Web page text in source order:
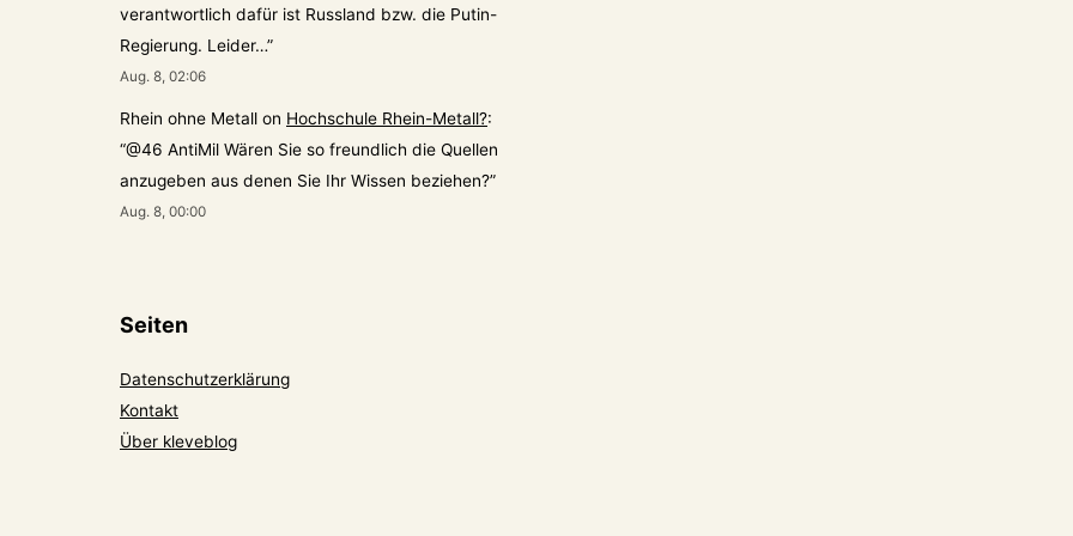
verantwortlich dafür ist Russland bzw. die Putin-
Regierung. Leider…”
Aug. 8, 02:06
Rhein ohne Metall on Hochschule Rhein-Metall?:
“@46 AntiMil Wären Sie so freundlich die Quellen
anzugeben aus denen Sie Ihr Wissen beziehen?”
Aug. 8, 00:00
Seiten
Datenschutzerklärung
Kontakt
Über kleveblog